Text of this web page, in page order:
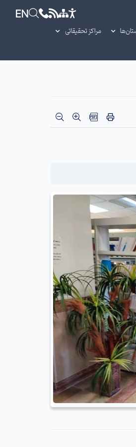
EN
مراکز تحقیقاتی